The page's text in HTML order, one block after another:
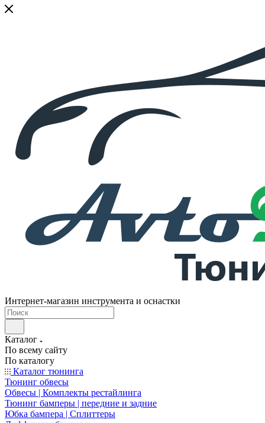
Интернет-магазин инструмента и оснастки
Каталог
По всему сайту
По каталогу
Каталог тюнинга
Тюнинг обвесы
Обвесы | Комплекты рестайлинга
Тюнинг бамперы | передние и задние
Юбка бампера | Сплиттеры